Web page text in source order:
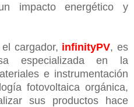
impacto energético y
cargador, infinityPV, es
especializada en la
e instrumentación
fotovoltaica orgánica,
sus productos hace